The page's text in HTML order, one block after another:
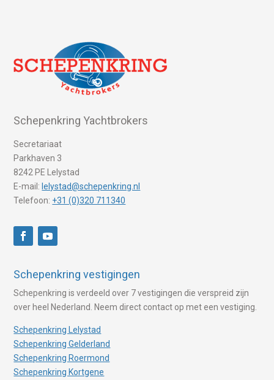
Schepenkring Yachtbrokers
Secretariaat
Parkhaven 3
8242 PE Lelystad
E-mail: lelystad@schepenkring.nl
Telefoon: +31 (0)320 711340
Schepenkring vestigingen
Schepenkring is verdeeld over 7 vestigingen die verspreid zijn
over heel Nederland. Neem direct contact op met een vestiging.
Schepenkring Lelystad
Schepenkring Gelderland
Schepenkring Roermond
Schepenkring Kortgene